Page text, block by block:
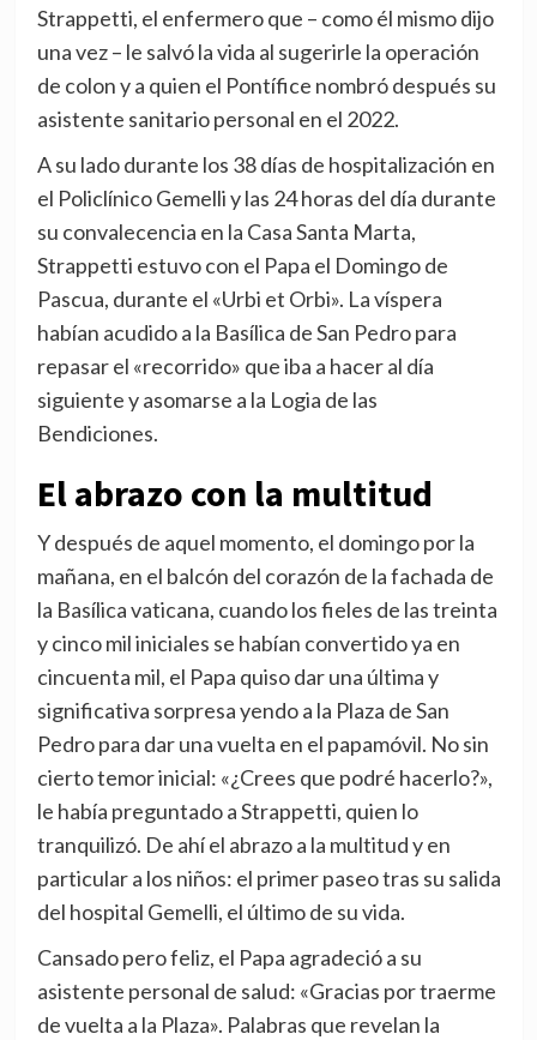
Strappetti, el enfermero que – como él mismo dijo
una vez – le salvó la vida al sugerirle la operación
de colon y a quien el Pontífice nombró después su
asistente sanitario personal en el 2022.
A su lado durante los 38 días de hospitalización en
el Policlínico Gemelli y las 24 horas del día durante
su convalecencia en la Casa Santa Marta,
Strappetti estuvo con el Papa el Domingo de
Pascua, durante el «Urbi et Orbi». La víspera
habían acudido a la Basílica de San Pedro para
repasar el «recorrido» que iba a hacer al día
siguiente y asomarse a la Logia de las
Bendiciones.
El abrazo con la multitud
Y después de aquel momento, el domingo por la
mañana, en el balcón del corazón de la fachada de
la Basílica vaticana, cuando los fieles de las treinta
y cinco mil iniciales se habían convertido ya en
cincuenta mil, el Papa quiso dar una última y
significativa sorpresa yendo a la Plaza de San
Pedro para dar una vuelta en el papamóvil. No sin
cierto temor inicial: «¿Crees que podré hacerlo?»,
le había preguntado a Strappetti, quien lo
tranquilizó. De ahí el abrazo a la multitud y en
particular a los niños: el primer paseo tras su salida
del hospital Gemelli, el último de su vida.
Cansado pero feliz, el Papa agradeció a su
asistente personal de salud: «Gracias por traerme
de vuelta a la Plaza». Palabras que revelan la